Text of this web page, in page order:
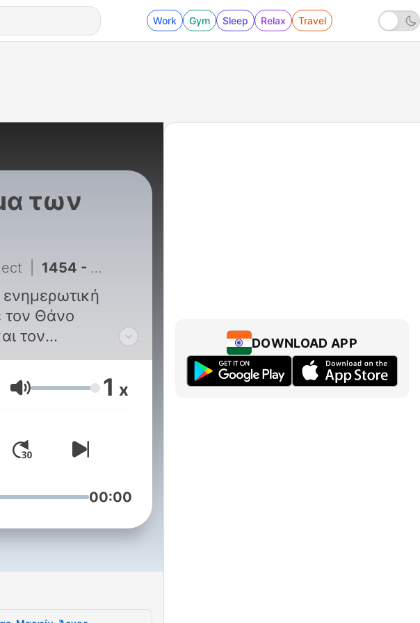
Work Gym Sleep Relax Travel
των
1454 - ΦΑΡΜΑ ΤΩΝ ΖΩΩΝ - 10/7/2026: Α.Τ Ομόνοιας, Μαρφίν, Άργος, Ακρίβεια, ΣΥΡΙΖΑ
τον Θάνο
τον
Πουλή.
υποστηρίξετε την
δημοσιογραφία
κλικ εδώ:
Volume 1 x
00:00
DOWNLOAD APP